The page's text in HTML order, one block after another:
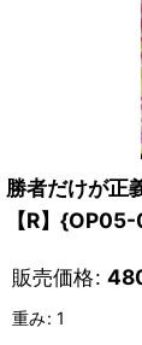
勝者だけが
【R】
販売価格:
重み: 1